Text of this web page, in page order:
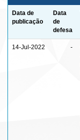
Data de
publicação
Data
de
defesa
14-Jul-2022 -